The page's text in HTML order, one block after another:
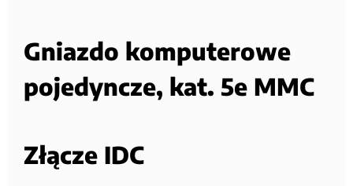
Gniazdo komputerowe
pojedyncze, kat. 5e MMC
Złącze IDC